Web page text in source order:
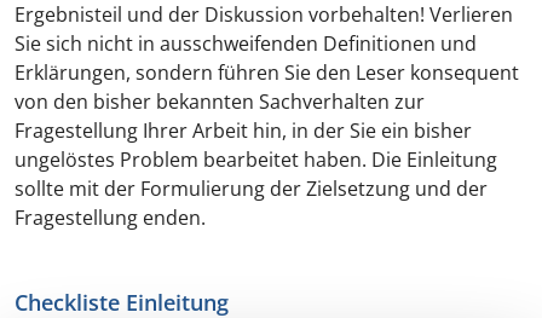
Ergebnisteil und der Diskussion vorbehalten! Verlieren
Sie sich nicht in ausschweifenden Definitionen und
Erklärungen, sondern führen Sie den Leser konsequent
von den bisher bekannten Sachverhalten zur
Fragestellung Ihrer Arbeit hin, in der Sie ein bisher
ungelöstes Problem bearbeitet haben. Die Einleitung
sollte mit der Formulierung der Zielsetzung und der
Fragestellung enden.
Checkliste Einleitung